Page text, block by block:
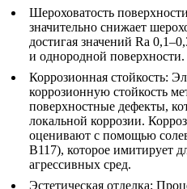
Шероховатость
значительно снижает
достигая значений Ra
и однородной поверхности.
Коррозионная стойкость:
коррозионную стойкость
поверхностные дефекты,
локальной коррозии.
оценивают с помощью
B117), которое имитирует
агрессивных сред.
Эстетическая отделка: